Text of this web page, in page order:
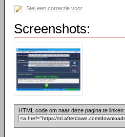
Stel een correctie voor
Screenshots:
HTML code om naar deze pagina te linken: